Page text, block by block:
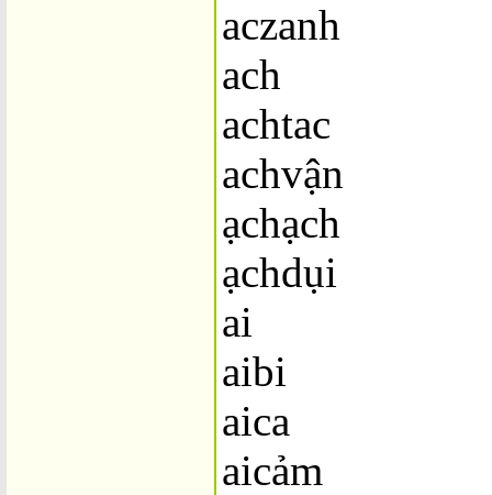
aczanh
ach
achtac
achvận
ạchạch
ạchdụi
ai
aibi
aica
aicảm